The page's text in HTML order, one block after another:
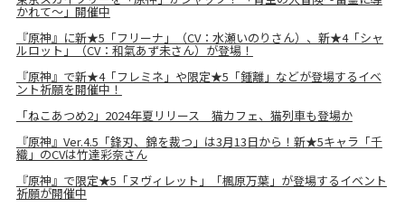
かれて〜」開催中
『原神』に新★5「フリーナ」（CV：水瀬いのりさん）、新★4「シャ
ルロット」（CV：和氣あず未さん）が登場！
『原神』で新★4「フレミネ」や限定★5「鍾離」などが登場するイベ
ント祈願を開催中！
「ねこあつめ2」2024年夏リリース 猫カフェ、猫列車も登場か
『原神』Ver.4.5「鋒刃、錦を裁つ」は3月13日から！新★5キャラ「千
織」のCVは竹達彩奈さん
『原神』で限定★5「ヌヴィレット」「楓原万葉」が登場するイベント
祈願が開催中